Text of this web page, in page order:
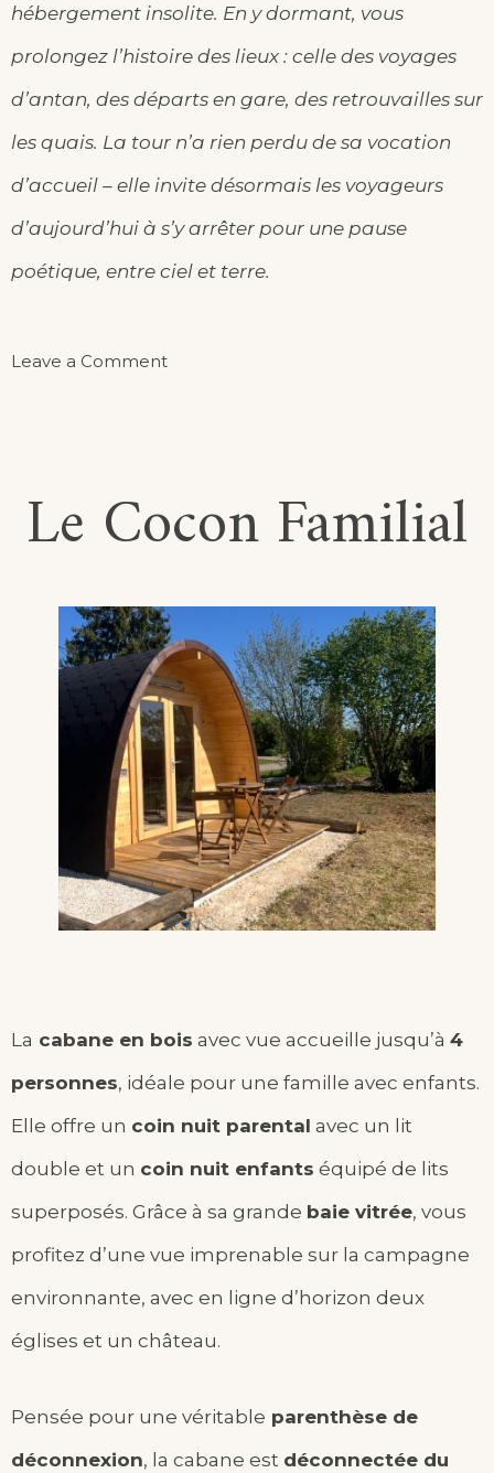
hébergement insolite. En y dormant, vous
prolongez l’histoire des lieux : celle des voyages
d’antan, des départs en gare, des retrouvailles sur
les quais. La tour n’a rien perdu de sa vocation
d’accueil – elle invite désormais les voyageurs
d’aujourd’hui à s’y arrêter pour une pause
poétique, entre ciel et terre.
Leave a Commenton
Voyageur
Le Cocon Familial
La cabane en bois avec vue accueille jusqu’à 4
personnes, idéale pour une famille avec enfants.
Elle offre un coin nuit parental avec un lit
double et un coin nuit enfants équipé de lits
superposés. Grâce à sa grande baie vitrée, vous
profitez d’une vue imprenable sur la campagne
environnante, avec en ligne d’horizon deux
églises et un château.
Pensée pour une véritable parenthèse de
déconnexion, la cabane est déconnectée du